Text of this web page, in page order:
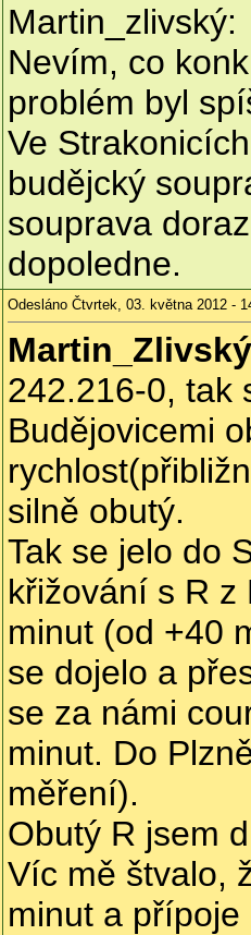
Martin_zlivský:
Nevím, co
problém byl
Ve
budějcký
souprava
dopoledne.
Odesláno Čtvrtek, 03. května 2012 -
Martin_Zlivský
242.216-0, tak
Budějovicemi
silně obutý.
Tak se jelo do
křižování s R
minut (od +40
se dojelo a
se za námi
minut. Do
měření).
Obutý R jsem
Víc mě štvalo,
minut a